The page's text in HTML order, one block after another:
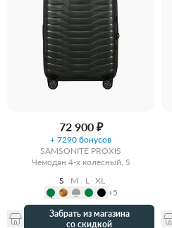
72 900 ₽
+ 7290 бонусов
SAMSONITE PROXIS
Чемодан 4-х колесный, S
S
M L XL
+5
Забрать из магазина
со скидкой